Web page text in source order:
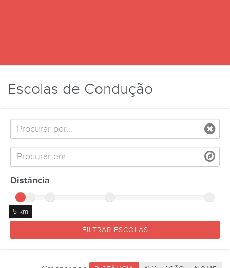
Escolas de Condução
Distância
5 km
FILTRAR ESCOLAS